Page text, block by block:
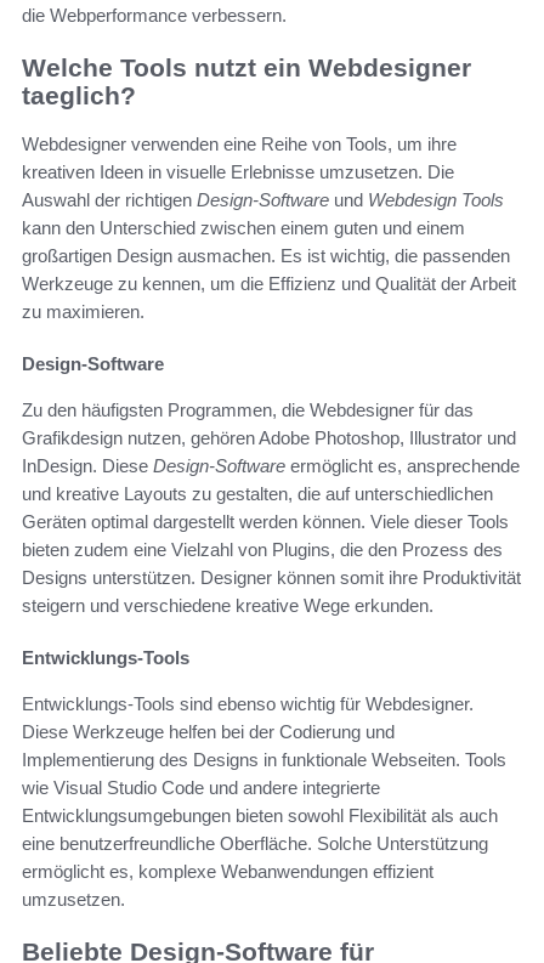
die Webperformance verbessern.
Welche Tools nutzt ein Webdesigner
taeglich?
Webdesigner verwenden eine Reihe von Tools, um ihre
kreativen Ideen in visuelle Erlebnisse umzusetzen. Die
Auswahl der richtigen Design-Software und Webdesign Tools
kann den Unterschied zwischen einem guten und einem
großartigen Design ausmachen. Es ist wichtig, die passenden
Werkzeuge zu kennen, um die Effizienz und Qualität der Arbeit
zu maximieren.
Design-Software
Zu den häufigsten Programmen, die Webdesigner für das
Grafikdesign nutzen, gehören Adobe Photoshop, Illustrator und
InDesign. Diese Design-Software ermöglicht es, ansprechende
und kreative Layouts zu gestalten, die auf unterschiedlichen
Geräten optimal dargestellt werden können. Viele dieser Tools
bieten zudem eine Vielzahl von Plugins, die den Prozess des
Designs unterstützen. Designer können somit ihre Produktivität
steigern und verschiedene kreative Wege erkunden.
Entwicklungs-Tools
Entwicklungs-Tools sind ebenso wichtig für Webdesigner.
Diese Werkzeuge helfen bei der Codierung und
Implementierung des Designs in funktionale Webseiten. Tools
wie Visual Studio Code und andere integrierte
Entwicklungsumgebungen bieten sowohl Flexibilität als auch
eine benutzerfreundliche Oberfläche. Solche Unterstützung
ermöglicht es, komplexe Webanwendungen effizient
umzusetzen.
Beliebte Design-Software für